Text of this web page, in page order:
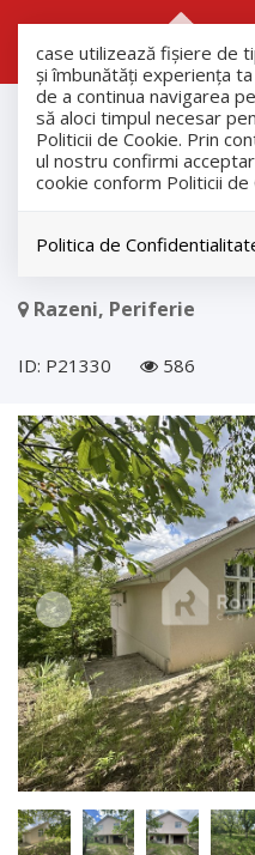
case utilizează fişiere de
și îmbunătăți experiența
de a continua navigarea
să aloci timpul necesar
Politicii de Cookie. Prin
ul nostru confirmi
cookie conform Politicii de
Politica de
Vanzare
Case
Razeni
km de Chișinău.
Razeni, Periferie
ID: P21330 586